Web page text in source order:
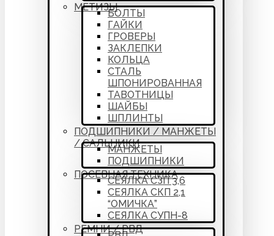
МЕТИЗЫ
БОЛТЫ
ГАЙКИ
ГРОВЕРЫ
ЗАКЛЕПКИ
КОЛЬЦА
СТАЛЬ
ШПОНИРОВАННАЯ
ТАВОТНИЦЫ
ШАЙБЫ
ШПЛИНТЫ
ПОДШИПНИКИ / МАНЖЕТЫ
/ САЛЬНИКИ
МАНЖЕТЫ
ПОДШИПНИКИ
ПОСЕВНАЯ ТЕХНИКА
СЕЯЛКА СЗП 3,6
СЕЯЛКА СКП 2,1
“ОМИЧКА”
СЕЯЛКА СУПН-8
РЕМНИ / РВД